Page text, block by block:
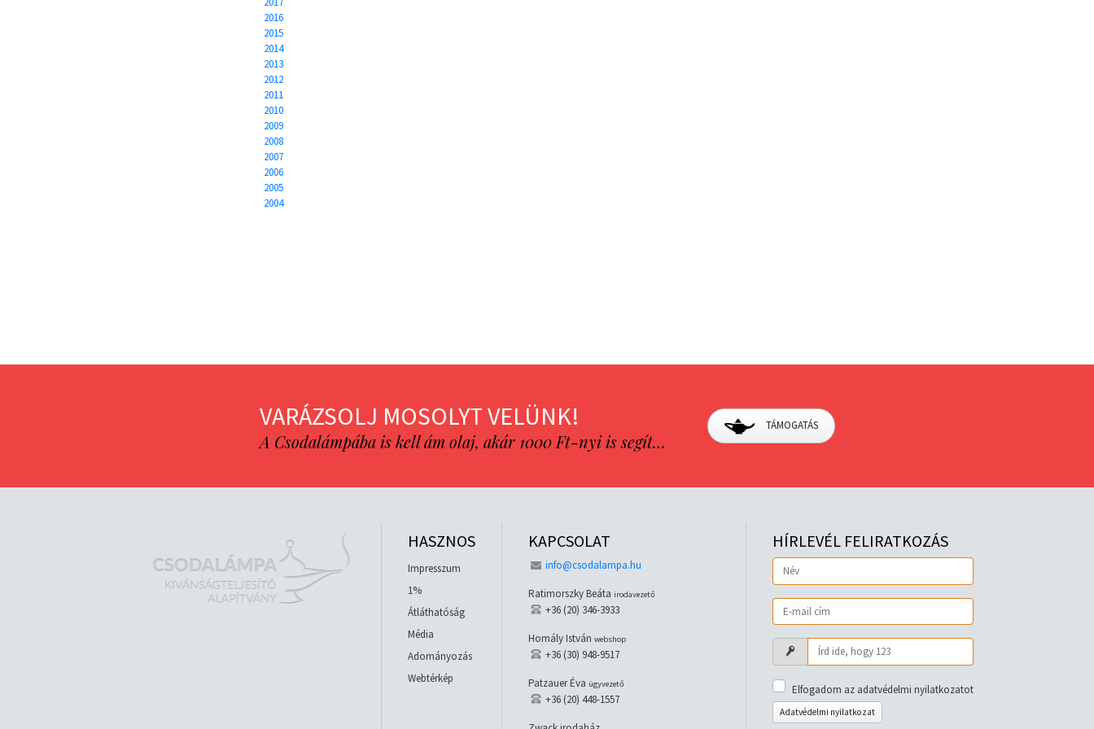
2016
2015
2014
2013
2012
2011
2010
2009
2008
2007
2006
2005
2004
VARÁZSOLJ MOSOLYT VELÜNK!
A Csodalámpába is kell ám olaj, akár 1000 Ft-nyi is segít…
TÁMOGATÁS
HASZNOS
Impresszum
1%
Átláthatóság
Média
Adományozás
Webtérkép
KAPCSOLAT
info@csodalampa.hu
Ratimorszky Beáta irodavezető
+36 (20) 346-3933
Homály István webshop
+36 (30) 948-9517
Patzauer Éva ügyvezető
+36 (20) 448-1557
HÍRLEVÉL FELIRATKOZÁS
Elfogadom az adatvédelmi nyilatkozatot
Adatvédelmi nyilatkozat